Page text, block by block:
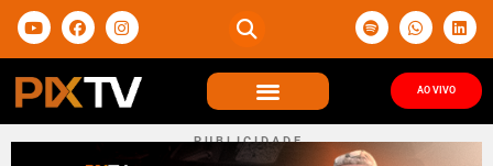
AO VIVO
P U B L I C I D A D E